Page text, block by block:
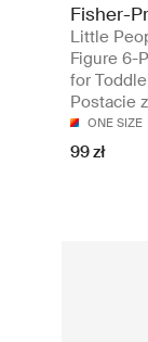
Fisher-
Little
Figure 6-
for
Postacie
ONE SIZE
99 zł